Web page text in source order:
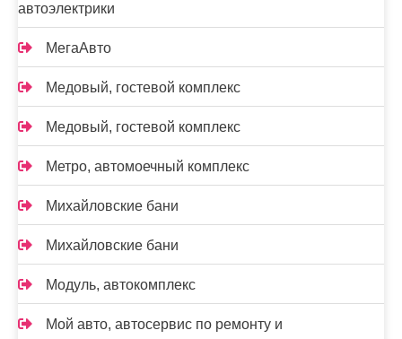
автоэлектрики
МегаАвто
Медовый, гостевой комплекс
Медовый, гостевой комплекс
Метро, автомоечный комплекс
Михайловские бани
Михайловские бани
Модуль, автокомплекс
Мой авто, автосервис по ремонту и